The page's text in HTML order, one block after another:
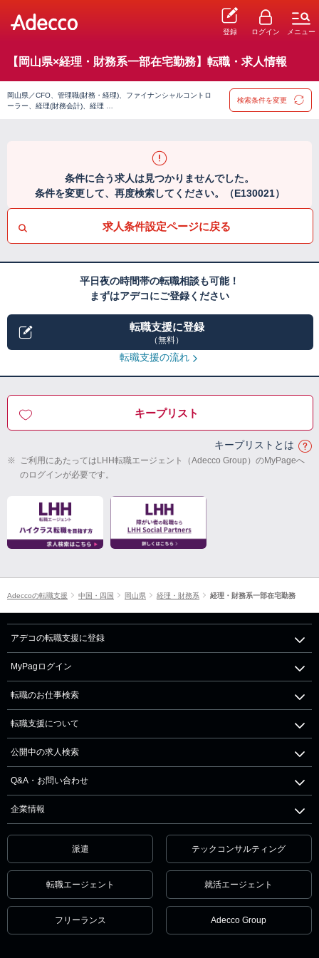
登録 ログイン メニュー
【岡山県×経理・財務系一部在宅勤務】転職・求人情報
岡山県／CFO、管理職(財務・経理)、ファイナンシャルコントロ
ーラー、経理(財務会計)、経理 …
検索条件を変更
条件に合う求人は見つかりませんでした。
条件を変更して、再度検索してください。（E130021）
求人条件設定ページに戻る
平日夜の時間帯の転職相談も可能！
まずはアデコにご登録ください
転職支援に登録
（無料）
転職支援の流れ
キープリスト
キープリストとは
※ ご利用にあたってはLHH転職エージェント（Adecco Group）のMyPageへ
のログインが必要です。
Adeccoの転職支援 中国・四国 岡山県 経理・財務系 経理・財務系一部在宅勤務
アデコの転職支援に登録
MyPagログイン
転職のお仕事検索
転職支援について
公開中の求人検索
Q&A・お問い合わせ
企業情報
派遣 テックコンサルティング
転職エージェント 就活エージェント
フリーランス Adecco Group